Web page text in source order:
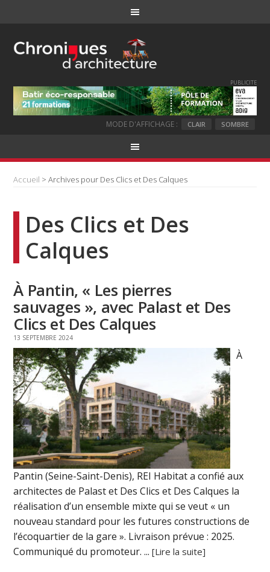
PUBLICITE
MODE D'AFFICHAGE : CLAIR SOMBRE
Accueil > Archives pour Des Clics et Des Calques
Des Clics et Des
Calques
À Pantin, « Les pierres
sauvages », avec Palast et Des
Clics et Des Calques
13 SEPTEMBRE 2024
À
Pantin (Seine-Saint-Denis), REI Habitat a confié aux
architectes de Palast et Des Clics et Des Calques la
réalisation d’un ensemble mixte qui se veut « un
nouveau standard pour les futures constructions de
l’écoquartier de la gare ». Livraison prévue : 2025.
Communiqué du promoteur. ...[Lire la suite]